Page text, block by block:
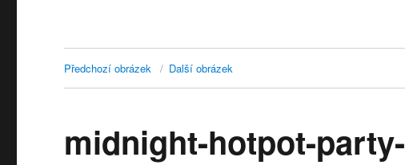
Předchozí obrázek Další obrázek
midnight-hotpot-party-